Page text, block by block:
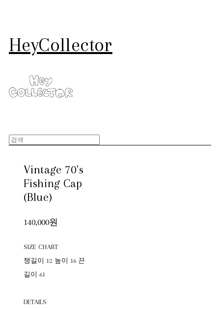
HeyCollector
Vintage 70's
Fishing Cap
(Blue)
140,000원
SIZE CHART
챙길이 12 높이 16 끈
길이 61
DETAILS